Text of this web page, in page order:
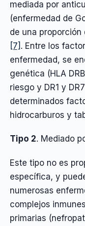
mediada por
(enfermedad de
de una
[7] . Entre los
enfermedad, se
genética (HLA
riesgo y DR1 y
determinados
hidrocarburos y
Tipo 2. Mediado
Este tipo no es
específica, y
numerosas
complejos
primarias